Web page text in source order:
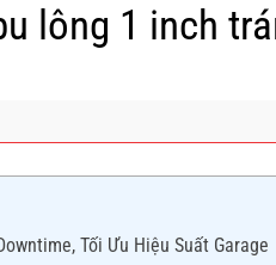
lông 1 inch
Tối Ưu Hiệu Suất Garage